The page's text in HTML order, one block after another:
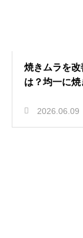
焼きムラを
は？均一に
2026.06.09